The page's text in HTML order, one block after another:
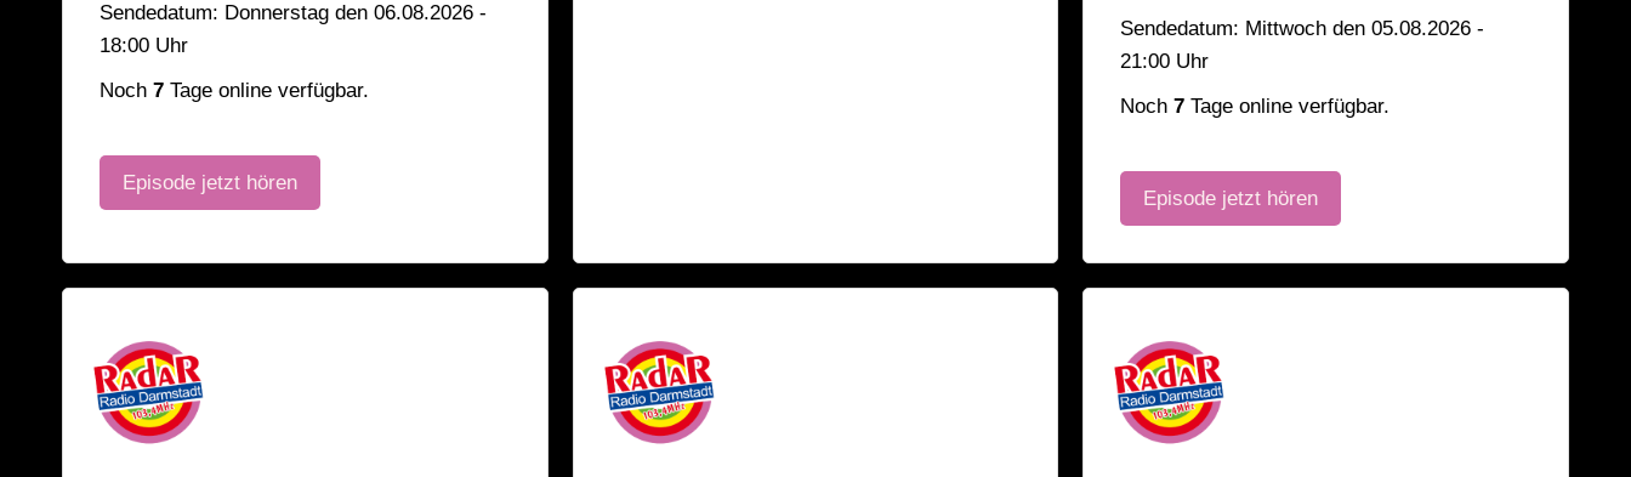
Sendedatum: Donnerstag den 06.08.2026 -
18:00 Uhr
Noch 7 Tage online verfügbar.
Episode jetzt hören
Sendedatum: Mittwoch den 05.08.2026 -
21:00 Uhr
Noch7 Tage online verfügbar.
Episode jetzt hören